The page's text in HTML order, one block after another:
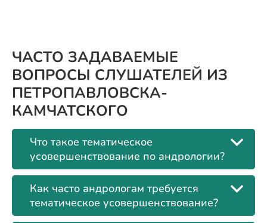
ЧАСТО ЗАДАВАЕМЫЕ
ВОПРОСЫ СЛУШАТЕЛЕЙ ИЗ
ПЕТРОПАВЛОВСКА-
КАМЧАТСКОГО
Что такое тематическое
усовершенствование по андрологии?
Как часто андрологам требуется
тематическое усовершенствование?